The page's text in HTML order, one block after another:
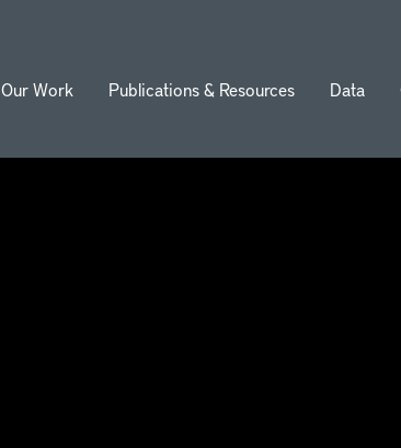
Our Work Publications & Resources Data